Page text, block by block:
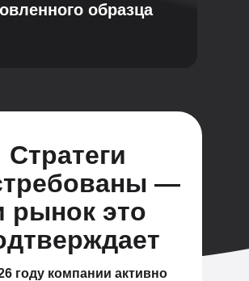
образца
Стратеги
—
рынок это
году компании активно